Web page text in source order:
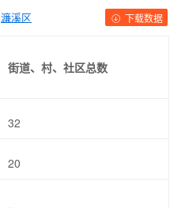
濂溪区 下载数据
街道、村、社区总数
32
20